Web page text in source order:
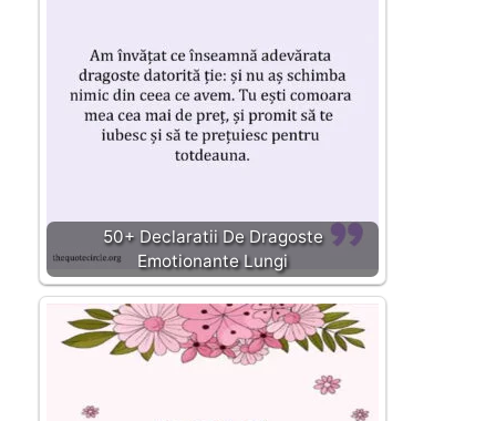
50+ Declaratii De Dragoste
Emotionante Lungi